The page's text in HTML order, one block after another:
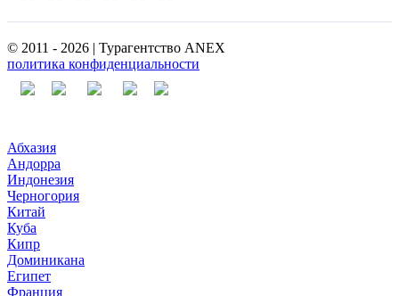
© 2011 - 2026 | Турагентство ANEX
политика конфиденциальности
Абхазия
Андорра
Индонезия
Черногория
Китай
Куба
Кипр
Доминикана
Египет
Франция